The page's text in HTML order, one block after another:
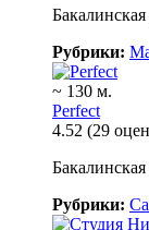
Рубрики:
~ 130 м.
Perfect
4.52 (29
Рубрики: